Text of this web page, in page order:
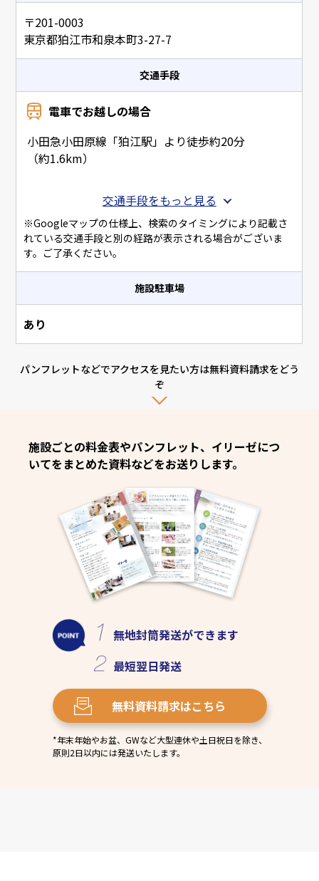
〒201-0003
東京都狛江市和泉本町3-27-7
交通手段
電車でお越しの場合
小田急小田原線「狛江駅」より徒歩約20分
（約1.6km）
交通手段をもっと見る
※Googleマップの仕様上、検索のタイミングにより記載さ
れている交通手段と別の経路が表示される場合がございま
す。ご了承ください。
施設駐車場
あり
パンフレットなどでアクセスを見たい方は無料資料請求をどう
ぞ
施設ごとの料金表やパンフレット、イリーゼにつ
いてをまとめた資料などをお送りします。
無地封筒発送ができます
最短翌日発送
無料資料請求はこちら
*年末年始やお盆、GWなど大型連休や土日祝日を除き、
原則2日以内には発送いたします。